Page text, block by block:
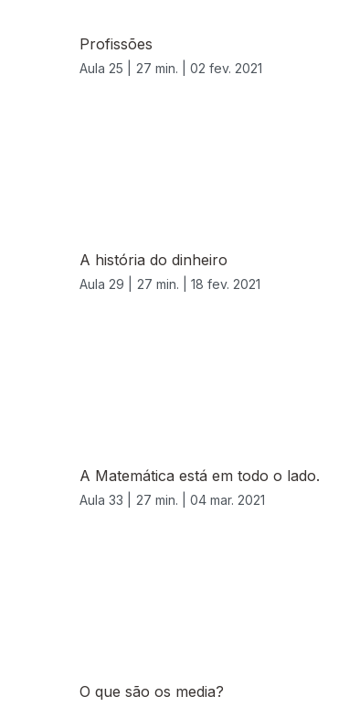
Profissões
Aula 25 | 27 min. | 02 fev. 2021
A história do dinheiro
Aula 29 | 27 min. | 18 fev. 2021
A Matemática está em todo o lado.
Aula 33 | 27 min. | 04 mar. 2021
O que são os media?